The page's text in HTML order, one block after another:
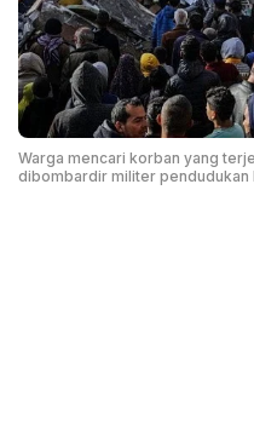
Warga mencari korban yang
dibombardir militer pendudukan